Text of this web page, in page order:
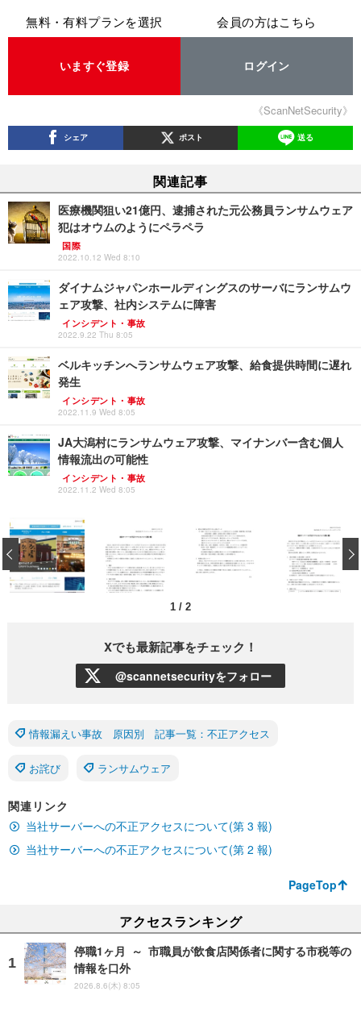
無料・有料プランを選択
いますぐ登録
会員の方はこちら
ログイン
《ScanNetSecurity》
シェア ポスト 送る
関連記事
医療機関狙い21億円、逮捕された元公務員ランサムウェア
犯はオウムのようにペラペラ
国際
2022.10.12 Wed 8:10
ダイナムジャパンホールディングスのサーバにランサムウ
ェア攻撃、社内システムに障害
インシデント・事故
2022.9.22 Thu 8:05
ベルキッチンへランサムウェア攻撃、給食提供時間に遅れ
発生
インシデント・事故
2022.11.9 Wed 8:05
JA大潟村にランサムウェア攻撃、マイナンバー含む個人
情報流出の可能性
インシデント・事故
2022.11.2 Wed 8:05
1 / 2
‹
Xでも最新記事をチェック！
@scannetsecurityをフォロー
情報漏えい事故 原因別 記事一覧：不正アクセス
お詫び ランサムウェア
関連リンク
当社サーバーへの不正アクセスについて(第 3 報)
当社サーバーへの不正アクセスについて(第 2 報)
PageTop
アクセスランキング
停職1ヶ月 ～ 市職員が飲食店関係者に関する市税等の
情報を口外
2026.8.6(木) 8:05